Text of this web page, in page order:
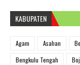
KABUPATEN
Agam Asahan
Bengkulu Tengah